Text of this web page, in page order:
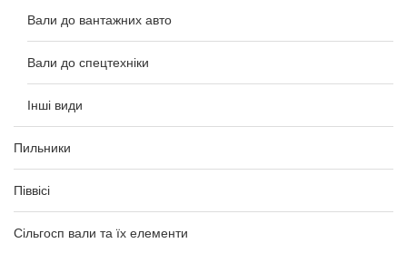
Вали до вантажних авто
Вали до спецтехніки
Інші види
Пильники
Піввісі
Сільгосп вали та їх елементи